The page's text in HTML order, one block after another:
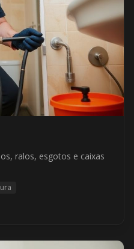
ralos, esgotos e caixas